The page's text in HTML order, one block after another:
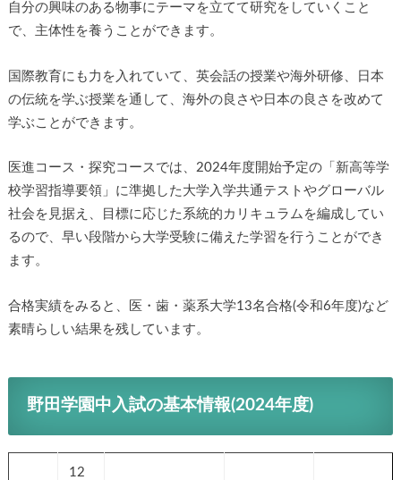
自分の興味のある物事にテーマを立てて研究をしていくこと
で、主体性を養うことができます。
国際教育にも力を入れていて、英会話の授業や海外研修、日本
の伝統を学ぶ授業を通して、海外の良さや日本の良さを改めて
学ぶことができます。
医進コース・探究コースでは、2024年度開始予定の「新高等学
校学習指導要領」に準拠した大学入学共通テストやグローバル
社会を見据え、目標に応じた系統的カリキュラムを編成してい
るので、早い段階から大学受験に備えた学習を行うことができ
ます。
合格実績をみると、医・歯・薬系大学13名合格(令和6年度)など
素晴らしい結果を残しています。
野田学園中入試の基本情報(2024年度)
12